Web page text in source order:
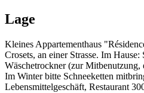
Lage
Kleines Appartementhaus
Crosets, an einer Strasse. Im
Wäschetrockner (zur Mitbenutzung,
Im Winter bitte Schneeketten
Lebensmittelgeschäft, Restaurant